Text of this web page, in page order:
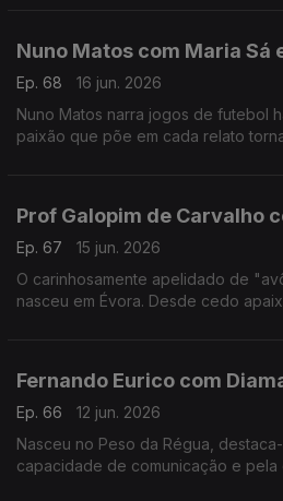
Nuno Matos com Maria Sá
Ep. 68
16 jun. 2026
Nuno Matos narra jogos de futebol
paixão que põe em cada relato
Prof Galopim de Carvalho
Ep. 67
15 jun. 2026
O carinhosamente apelidado de
nasceu em Évora. Desde cedo
Fernando Eurico com
Ep. 66
12 jun. 2026
Nasceu no Peso da Régua,
capacidade de comunicação e